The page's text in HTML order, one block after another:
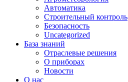
Автоматика
Строительный контроль
Безопасность
Uncategorized
База знаний
Отраслевые решения
О приборах
Новости
О нас